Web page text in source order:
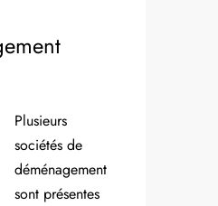
Plusieurs
sociétés de
déménagement
sont présentes